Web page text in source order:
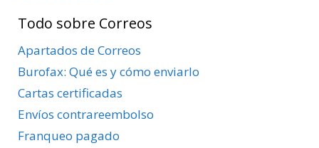
Todo sobre Correos
Apartados de Correos
Burofax: Qué es y cómo enviarlo
Cartas certificadas
Envíos contrareembolso
Franqueo pagado